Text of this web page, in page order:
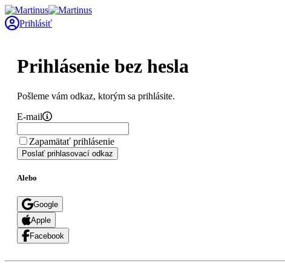
Prihlásiť
Prihlásenie bez hesla
Pošleme vám odkaz, ktorým sa prihlásite.
E-mail
Zapamätať prihlásenie
Poslať prihlasovací odkaz
Alebo
Google
Apple
Facebook